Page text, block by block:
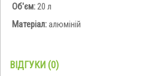
Об'єм: 20 л
Матеріал:алюміній
ВІДГУКИ (0)